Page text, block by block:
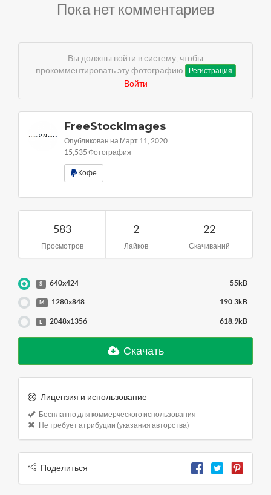
Пока нет комментариев
Вы должны войти в систему, чтобы
прокомментировать эту фотографию
Регистрация
Войти
FreeStockImages
Опубликован на Март 11, 2020
15,535 Фотография
Кофе
583
Просмотров
2
Лайков
22
Скачиваний
S 640x424 55kB
M 1280x848 190.3kB
2048x1356 618.9kB
Скачать
Лицензия и использование
Бесплатно для коммерческого использования
Не требует атрибуции (указания авторства)
Поделиться